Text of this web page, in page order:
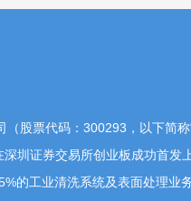
统及表面处理业务拥有三大核
业制造对精密度要求的持续提
股票代码：300293，以下简称
圳证券交易所创业板成功首发
的工业清洗系统及表面处理业